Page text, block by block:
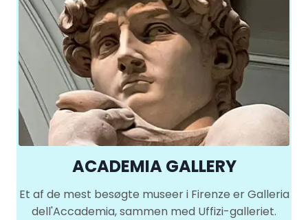
ACADEMIA GALLERY
Et af de mest besøgte museer i Firenze er Galleria
dell'Accademia, sammen med Uffizi-galleriet.